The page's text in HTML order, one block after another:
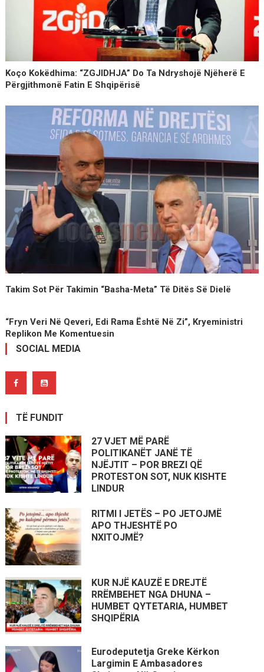
Koço Kokëdhima: “ZGJIDHJA” Do Ta Ndryshojë Njëherë E
Përgjithmonë Fatin E Shqipërisë
Takim Sot Për Takimin “Basha-Meta” Të Ditës Së Dielë
“Fryn Veri Në Qeveri, Edi Rama Është Në Zi”, Kryeministri
Replikon Me Komentuesin
SOCIAL MEDIA
TË FUNDIT
27 VJET MË PARË
POLITIKANËT JANË TË
NJËJTIT – POR BREZI QË
PROTESTON SOT, NUK KISHTE
LINDUR
RITMI I JETËS – PO JETOJMË
APO THJESHTË PO
NXITOJMË?
KUR NJË KAUZË E DREJTË
RRËMBEHET NGA DHUNA –
HUMBET QYTETARIA, HUMBET
SHQIPËRIA
Eurodeputetja Greke Kërkon
Largimin E Ambasadores